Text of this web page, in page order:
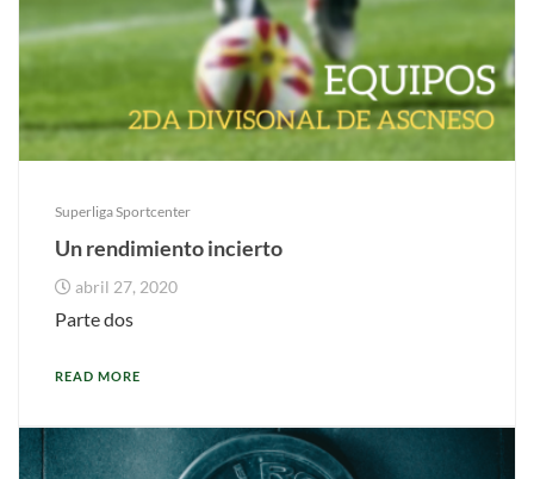
Superliga Sportcenter
Un rendimiento incierto
abril 27, 2020
Parte dos
READ MORE